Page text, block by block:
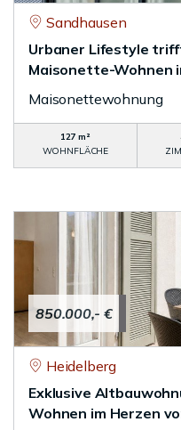
Sandhausen
Urbaner Lifestyle
Maisonette-Wohnen
Maisonettewohnung
127 m²
WOHNFLÄCHE
850.000,- €
Heidelberg
Exklusive
Wohnen im Herzen